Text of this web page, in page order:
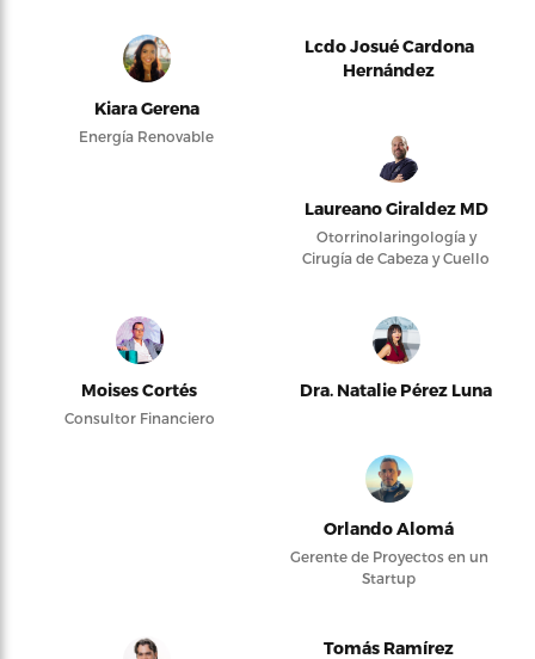
Kiara Gerena
Energía Renovable
Lcdo Josué Cardona
Hernández
Laureano Giraldez MD
Otorrinolaringología y
Cirugía de Cabeza y Cuello
Moises Cortés
Consultor Financiero
Dra. Natalie Pérez Luna
Orlando Alomá
Gerente de Proyectos en un
Startup
Tomás Ramírez